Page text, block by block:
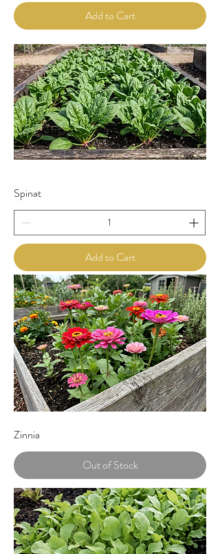
Add to Cart
Spinat
Add to Cart
Zinnia
Out of Stock